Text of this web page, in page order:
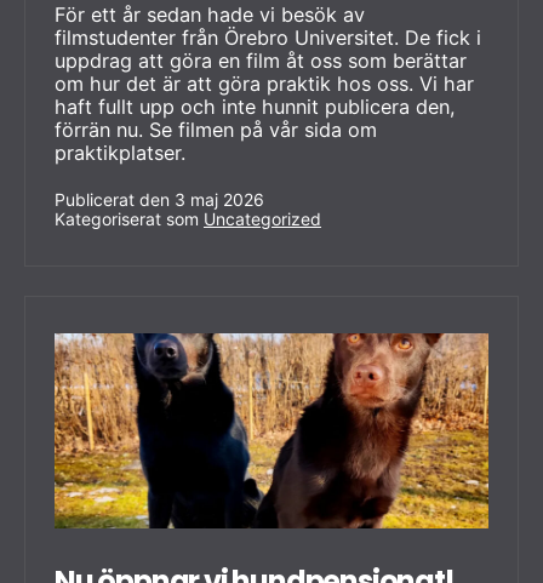
För ett år sedan hade vi besök av
filmstudenter från Örebro Universitet. De fick i
uppdrag att göra en film åt oss som berättar
om hur det är att göra praktik hos oss. Vi har
haft fullt upp och inte hunnit publicera den,
förrän nu. Se filmen på vår sida om
praktikplatser.
Publicerat den 3 maj 2026
Kategoriserat som Uncategorized